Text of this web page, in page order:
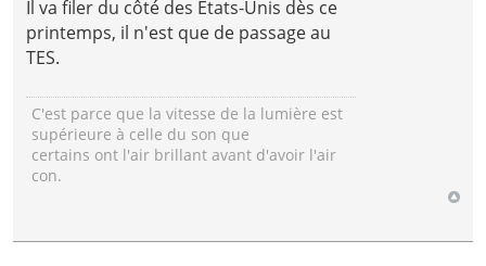
Il va filer du côté des Etats-Unis dès ce
printemps, il n'est que de passage au
TES.
C'est parce que la vitesse de la lumière est
supérieure à celle du son que
certains ont l'air brillant avant d'avoir l'air
con.